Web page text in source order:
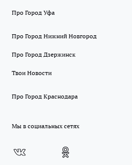
Про Город Уфа
Про Город Нижний Новгород
Про Город Дзержинск
Твои Новости
Про Город Краснодара
Мы в социальных сетях